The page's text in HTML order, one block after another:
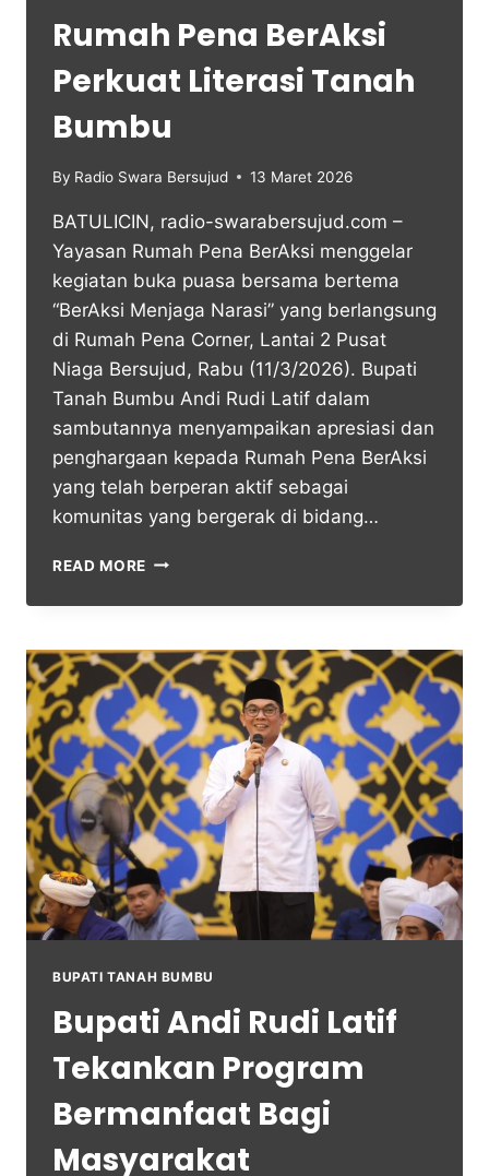
Rumah Pena BerAksi
Perkuat Literasi Tanah
Bumbu
By Radio Swara Bersujud 13 Maret 2026
BATULICIN, radio-swarabersujud.com –
Yayasan Rumah Pena BerAksi menggelar
kegiatan buka puasa bersama bertema
“BerAksi Menjaga Narasi” yang berlangsung
di Rumah Pena Corner, Lantai 2 Pusat
Niaga Bersujud, Rabu (11/3/2026). Bupati
Tanah Bumbu Andi Rudi Latif dalam
sambutannya menyampaikan apresiasi dan
penghargaan kepada Rumah Pena BerAksi
yang telah berperan aktif sebagai
komunitas yang bergerak di bidang…
READ MORE
BUPATI TANAH BUMBU
Bupati Andi Rudi Latif
Tekankan Program
Bermanfaat Bagi
Masyarakat